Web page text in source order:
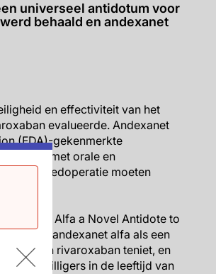
universeel antidotum voor
behaald en andexanet
en effectiviteit van het
evalueerde. Andexanet
(FDA)-gekenmerkte
met orale en
een spoedoperatie moeten
Alfa a Novel Antidote to
van andexanet alfa als een
van rivaroxaban teniet, en
vrijwilligers in de leeftijd van